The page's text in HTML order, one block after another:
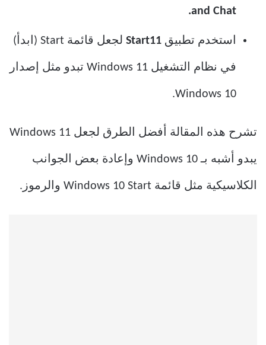
and Chat.
استخدم تطبيق Start11 لجعل قائمة Start (ابدأ)
في نظام التشغيل Windows 11 تبدو مثل إصدار
Windows 10.
تشرح هذه المقالة أفضل الطرق لجعل Windows 11
يبدو أشبه بـ Windows 10 وإعادة بعض الجوانب
الكلاسيكية مثل قائمة Windows 10 Start والرموز.